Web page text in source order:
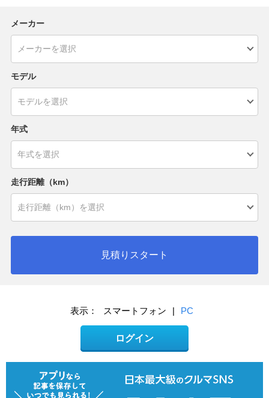
メーカー
モデル
年式
走行距離（km）
見積りスタート
表示： スマートフォン | PC
ログイン